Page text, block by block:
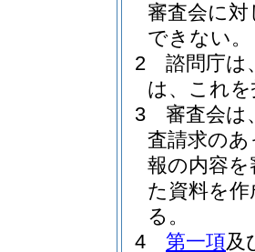
審査会に
できない。
2
諮問庁は
は、これ
3
審査会は
査請求の
報の内容
た資料を
る。
4
第一項及